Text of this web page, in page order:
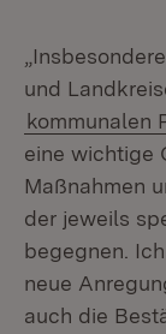
und
kommunalen
eine wichtige
Maßnahmen
der jeweils
begegnen.
neue
auch die